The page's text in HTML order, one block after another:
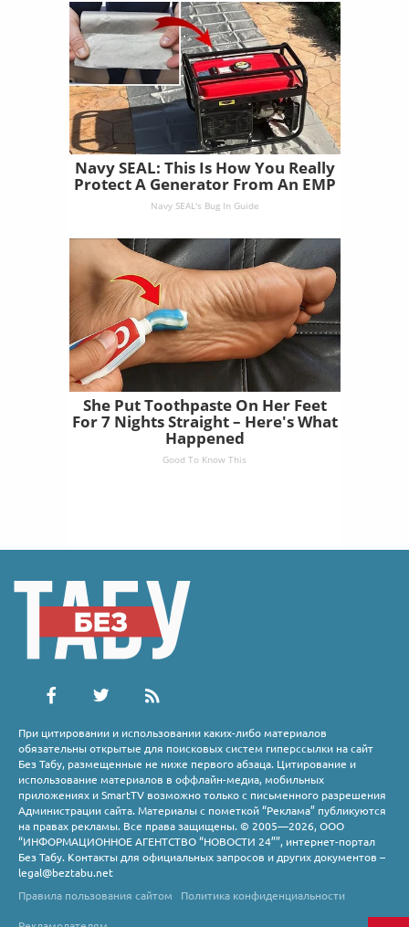
Navy SEAL: This Is How You Really
Protect A Generator From An EMP
Navy SEAL's Bug In Guide
She Put Toothpaste On Her Feet
For 7 Nights Straight – Here's What
Happened
Good To Know This
При цитировании и использовании каких-либо материалов
обязательны открытые для поисковых систем гиперссылки на сайт
Без Табу, размещенные не ниже первого абзаца. Цитирование и
использование материалов в оффлайн-медиа, мобильных
приложениях и SmartTV возможно только с письменного разрешения
Администрации сайта. Материалы с пометкой “Реклама” публикуются
на правах рекламы. Все права защищены. © 2005—2026, ООО
“ИНФОРМАЦИОННОЕ АГЕНТСТВО “НОВОСТИ 24””, интернет-портал
Без Табу. Контакты для официальных запросов и других документов –
legal@beztabu.net
Правила пользования сайтом
Политика конфиденциальности